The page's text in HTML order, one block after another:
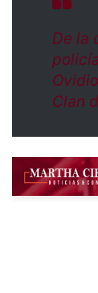
De la
Clan